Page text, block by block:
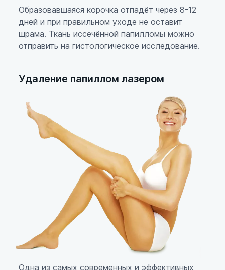
Образовавшаяся корочка отпадёт через 8-12
дней и при правильном уходе не оставит
шрама. Ткань иссечённой папилломы можно
отправить на гистологическое исследование.
Удаление папиллом лазером
Одна из самых современных и эффективных